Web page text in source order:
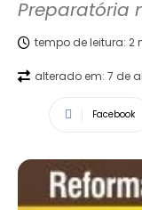
Preparatória
tempo de leitura: 2
alterado em: 7 de
Facebook